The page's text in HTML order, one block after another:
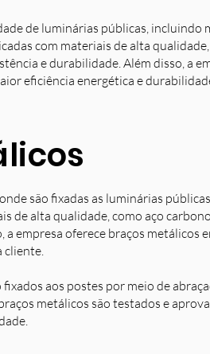
de luminárias públicas, incluindo
com materiais de alta
e durabilidade. Além disso, a
eficiência energética e
são fixadas as luminárias
de alta qualidade, como aço
a empresa oferece braços metálicos
cliente.
aos postes por meio de
metálicos são testados e